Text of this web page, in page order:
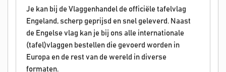
Je kan bij de Vlaggenhandel de officiële tafelvlag
Engeland, scherp geprijsd en snel geleverd. Naast
de Engelse vlag kan je bij ons alle internationale
(tafel)vlaggen bestellen die gevoerd worden in
Europa en de rest van de wereld in diverse
formaten.